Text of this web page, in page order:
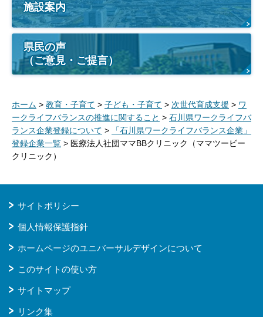
施設案内
県民の声
（ご意見・ご提言）
ホーム > 教育・子育て > 子ども・子育て > 次世代育成支援 > ワ
ークライフバランスの推進に関すること > 石川県ワークライフバ
ランス企業登録について >
「石川県ワークライフバランス企業」
登録企業一覧 > 医療法人社団ママBBクリニック（ママツービー
クリニック）
サイトポリシー
個人情報保護指針
ホームページのユニバーサルデザインについて
このサイトの使い方
サイトマップ
リンク集